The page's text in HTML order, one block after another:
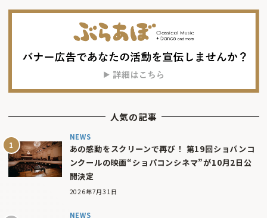
人気の記事
NEWS
あの感動をスクリーンで再び！ 第19回ショパンコ
ンクールの映画“ショパコンシネマ”が10月2日公
開決定
2026年7月31日
NEWS